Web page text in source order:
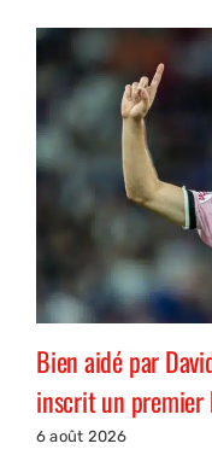
Bien aidé par
inscrit un premier
6 août 2026